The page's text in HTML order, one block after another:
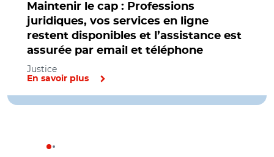
Maintenir le cap : Professions
juridiques, vos services en ligne
restent disponibles et l’assistance est
assurée par email et téléphone
Justice
En savoir plus